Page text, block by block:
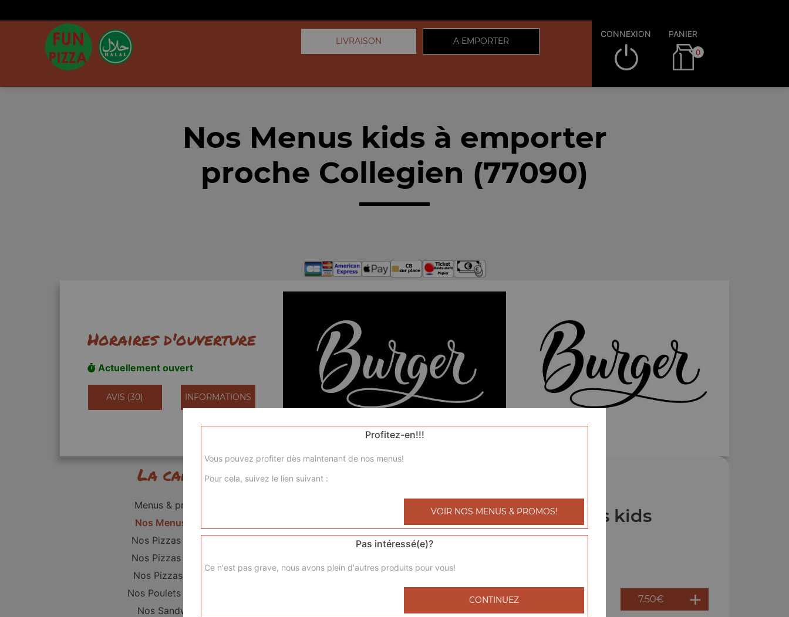
LIVRAISON A EMPORTER
CONNEXION PANIER
0
Nos Menus kids à emporter
proche Collegien (77090)
Horaires d'ouverture
Actuellement ouvert
AVIS (30) INFORMATIONS
La carte
Menus & promos
Nos Menus kids
Nos Pizzas Junior
Nos Pizzas Sénior
Nos Pizzas Méga
Nos Poulets Braisés
Nos Sandwichs
Nos Menus kids
7.50€
Profitez-en!!!
Vous pouvez profiter dès maintenant de nos menus!
Pour cela, suivez le lien suivant :
VOIR NOS MENUS & PROMOS!
Pas intéressé(e)?
Ce n'est pas grave, nous avons plein d'autres produits pour vous!
CONTINUEZ